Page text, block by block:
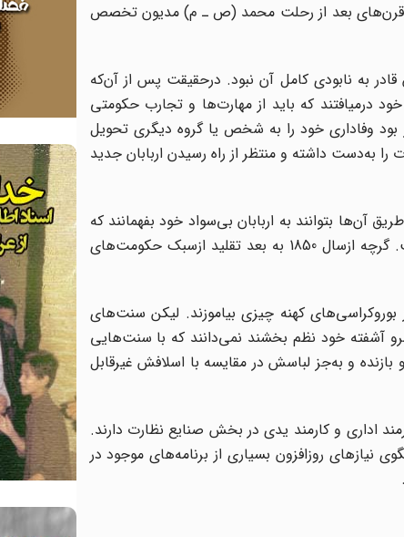
قرن‌های بعد از رحلت محمد (ص ـ م) مدیون تخصص
به نابودی کامل آن نبود. درحقیقت پس از آن‌که
درمیافتند که باید از مهارت‌ها و تجارب حکومتی
بود وفاداری خود را به شخص یا گروه دیگری تحویل
داشته و منتظر از راه رسیدن اربابان جدید
بتوانند به اربابان بی‌سواد خود بفهمانند که
چگونه باید یک حکومت متمدن را به‌راه انداخت. این سنت تا سالهای 1920 ادامه داشت. گرچه ازسال 1850 به بعد تقلید ازسبک حکومت‌های
کهنه چیزی بیاموزند. لیکن سنت‌های
آشفته خود نظم بخشند نمی‌دانند که با سنت‌هایی
بازنده و به‌جز لباسش در مقایسه با اسلافش غیرقابل
اداری و کارمند یدی در بخش صنایع نظارت دارند.
نیازهای روزافزون بسیاری از برنامه‌های موجود در